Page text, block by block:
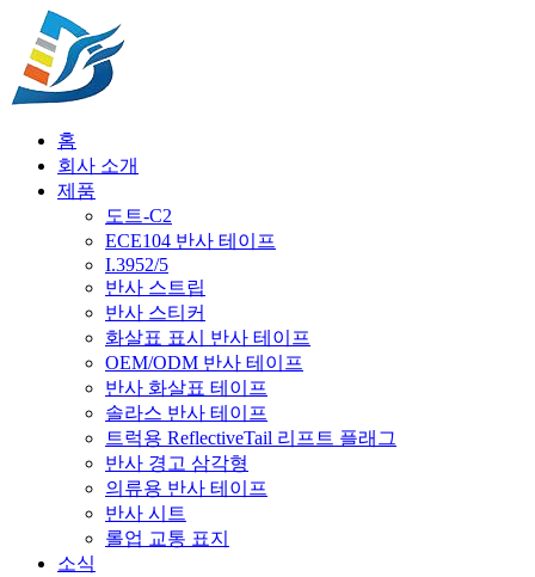
홈
회사 소개
제품
도트-C2
ECE104 반사 테이프
I.3952/5
반사 스트립
반사 스티커
화살표 표시 반사 테이프
OEM/ODM 반사 테이프
반사 화살표 테이프
솔라스 반사 테이프
트럭용 ReflectiveTail 리프트 플래그
반사 경고 삼각형
의류용 반사 테이프
반사 시트
롤업 교통 표지
소식